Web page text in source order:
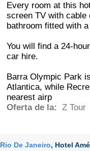
Every room at this
screen TV with cable
bathroom fitted with
You will find a 24-
car hire.
Barra Olympic Park
Atlantica, while
nearest airp
Oferta de la:
Z Tour
Rio De Janeiro, Hotel